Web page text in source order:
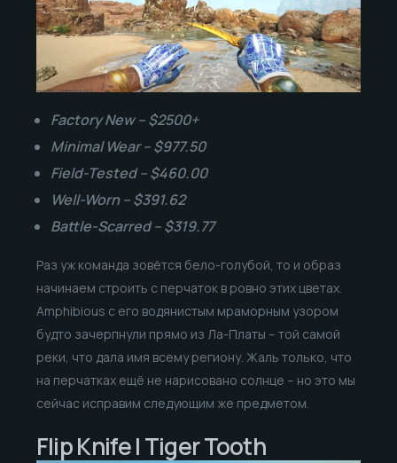
Factory New – $2500+
Minimal Wear – $977.50
Field-Tested – $460.00
Well-Worn – $391.62
Battle-Scarred – $319.77
Раз уж команда зовётся бело-голубой, то и образ
начинаем строить с перчаток в ровно этих цветах.
Amphibious с его водянистым мраморным узором
будто зачерпнули прямо из Ла-Платы – той самой
реки, что дала имя всему региону. Жаль только, что
на перчатках ещё не нарисовано солнце – но это мы
сейчас исправим следующим же предметом.
Flip Knife | Tiger Tooth